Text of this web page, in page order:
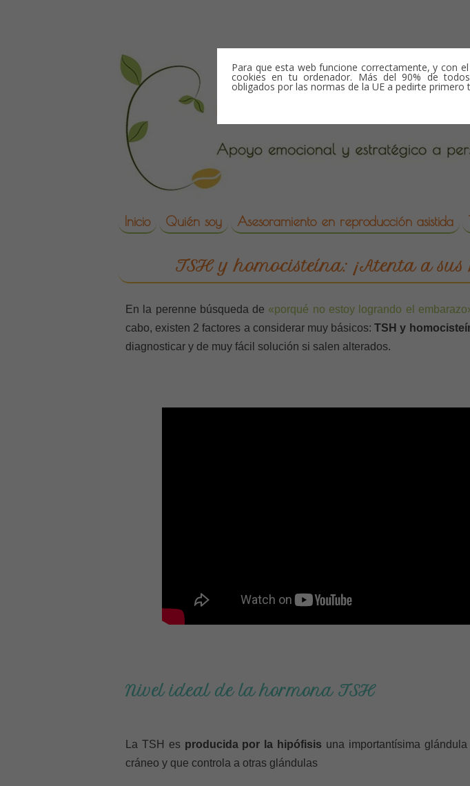
Para que esta web funcione correctamente, y con
cookies en tu ordenador. Más del 90% de
obligados por las normas de la UE a pedirte primero
reproduccion asistida
Skip to content
Inicio Quién soy Asesoramiento en reproducción asistida
TSH y homocisteína: ¡Atenta a sus
En la perenne búsqueda de «porqué no estoy logrando el
cabo, existen 2 factores a considerar muy básicos: TSH y
diagnosticar y de muy fácil solución si salen alterados.
Nivel ideal de la hormona TSH
La TSH es producida por la hipófisis una importantísima
cráneo y que controla a otras glándulas